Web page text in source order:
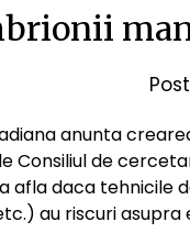
anunta
Consiliul de
afla daca tehnicile
au riscuri asupra